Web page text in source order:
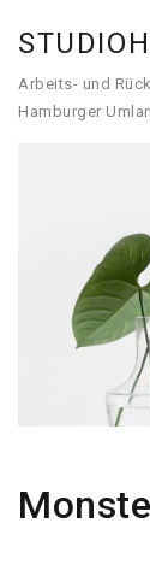
Arbeits- und
Hamburger